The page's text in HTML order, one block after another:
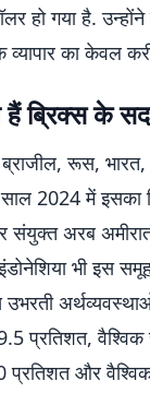
हो गया है.
व्यापार का केवल
ब्रिक्स के
रूस, भारत,
2024 में इसका
संयुक्त अरब
भी इस
प्रतिशत,
प्रतिशत और